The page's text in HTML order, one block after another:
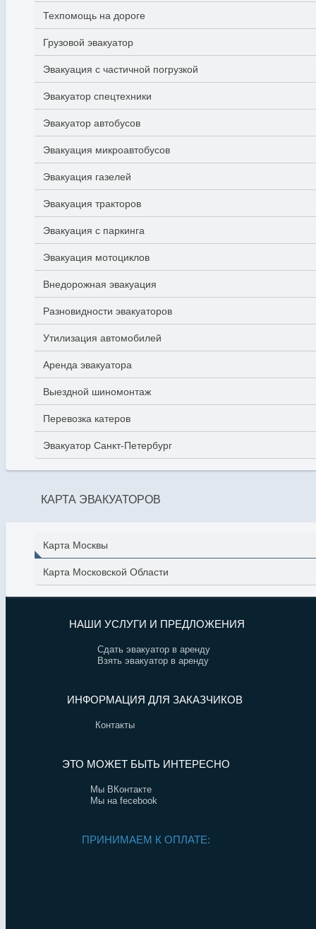
Техпомощь на дороге
Грузовой эвакуатор
Эвакуация с частичной погрузкой
Эвакуатор спецтехники
Эвакуатор автобусов
Эвакуация микроавтобусов
Эвакуация газелей
Эвакуация тракторов
Эвакуация с паркинга
Эвакуация мотоциклов
Внедорожная эвакуация
Разновидности эвакуаторов
Утилизация автомобилей
Аренда эвакуатора
Выездной шиномонтаж
Перевозка катеров
Эвакуатор Санкт-Петербург
КАРТА ЭВАКУАТОРОВ
Карта Москвы
Карта Московской Области
НАШИ УСЛУГИ И ПРЕДЛОЖЕНИЯ
Сдать эвакуатор в аренду
Взять эвакуатор в аренду
ИНФОРМАЦИЯ ДЛЯ ЗАКАЗЧИКОВ
Контакты
ЭТО МОЖЕТ БЫТЬ ИНТЕРЕСНО
Мы ВКонтакте
Мы на fecebook
ПРИНИМАЕМ К ОПЛАТЕ: